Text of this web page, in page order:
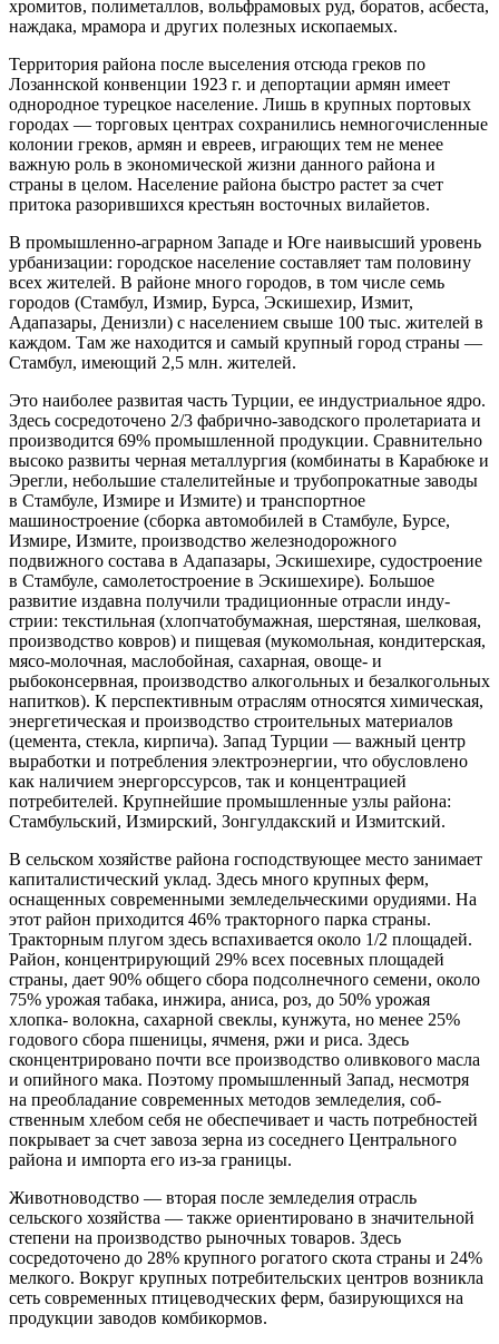
хромитов, полиметаллов, воль­фрамовых руд, боратов, асбеста,
наждака, мрамора и других полезных ископаемых.
Территория района после выселения от­сюда греков по
Лозаннской конвенции 1923 г. и депортации армян имеет
одно­родное турецкое население. Лишь в круп­ных портовых
городах — торговых цен­трах сохранились немногочисленные
ко­лонии греков, армян и евреев, играющих тем не менее
важную роль в экономиче­ской жизни данного района и
страны в целом. Население района быстро растет за счет
притока разорившихся крестьян восточ­ных вилайетов.
В промышленно-аграрном Западе и Юге на­ивысший уровень
урбанизации: город­ское население составляет там половину
всех жителей. В районе много городов, в том числе семь
городов (Стамбул, Из­мир, Бурса, Эскишехир, Измит,
Адапазары, Денизли) с населением свыше 100 тыс. жителей в
каждом. Там же на­ходится и самый крупный город стра­ны —
Стамбул, имеющий 2,5 млн. жите­лей.
Это наиболее развитая часть Турции, ее индустриальное ядро.
Здесь сосредоточено 2/3 фабрично-заводского пролета­риата и
производится 69% промышленной продукции. Сравнительно
высоко разви­ты черная металлургия (комбинаты в Карабюке и
Эрегли, небольшие сталели­тейные и трубопрокатные заводы
в Стам­буле, Измире и Измите) и транспортное
машиностроение (сборка автомобилей в Стамбуле, Бурсе,
Измире, Измите, произ­водство железнодорожного
подвижного состава в Адапазары, Эскишехире, судо­строение
в Стамбуле, самолетостроение в Эскишехире). Большое
развитие издавна получили традиционные отрасли инду­
стрии: текстильная (хлопчатобумажная, шерстяная, шелковая,
производство ков­ров) и пищевая (мукомольная, кондитер­ская,
мясо-молочная, маслобойная, сахар­ная, овоще- и
рыбоконсервная, произ­водство алкогольных и безалкогольных
напитков). К перспективным отраслям от­носятся химическая,
энергетическая и производство строительных материалов
(цемента, стекла, кирпича). Запад Тур­ции — важный центр
выработки и потре­бления электроэнергии, что обусловлено
как наличием энергорссурсов, так и кон­центрацией
потребителей. Крупнейшие промышленные узлы района:
Стамбуль­ский, Измирский, Зонгулдакский и Измитский.
В сельском хозяйстве района гос­подствующее место занимает
капитали­стический уклад. Здесь много крупных ферм,
оснащенных современными земле­дельческими орудиями. На
этот район приходится 46% тракторного парка стра­ны.
Тракторным плугом здесь вспахива­ется около 1/2 площадей.
Район, концен­трирующий 29% всех посевных площадей
страны, дает 90% общего сбора подсолнеч­ного семени, около
75% урожая табака, инжира, аниса, роз, до 50% урожая
хлопка- волокна, сахарной свеклы, кунжута, но менее 25%
годового сбора пшеницы, ячме­ня, ржи и риса. Здесь
сконцентрировано почти все производство оливкового масла
и опийного мака. Поэтому промышлен­ный Запад, несмотря
на преобладание современных методов земледелия, соб­
ственным хлебом себя не обеспечивает и часть потребностей
покрывает за счет завоза зерна из соседнего Центрального
района и импорта его из-за границы.
Животноводство — вторая после земле­делия отрасль
сельского хозяйства — также ориентировано в значительной
сте­пени на производство рыночных товаров. Здесь
сосредоточено до 28% крупного рогатого скота страны и 24%
мелко­го. Вокруг крупных потребительских центров возникла
сеть современных птицеводческих ферм, базирующихся на
продукции заводов комбикормов.